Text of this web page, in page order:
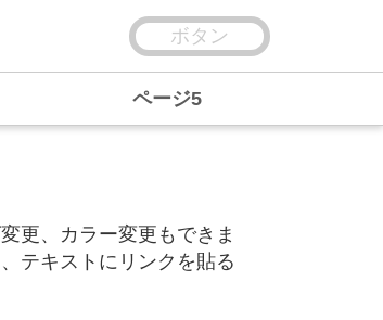
ボタン
ページ5
更、カラー変更もできま
テキストにリンクを貼る